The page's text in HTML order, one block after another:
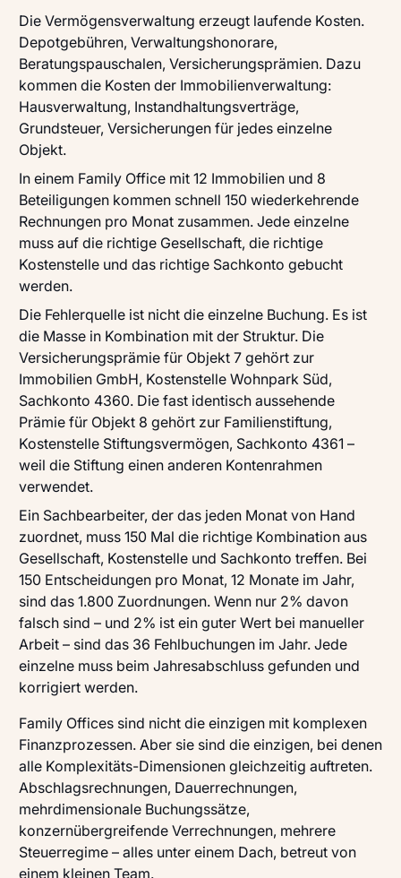
Die Vermögensverwaltung erzeugt laufende Kosten.
Depotgebühren, Verwaltungshonorare,
Beratungspauschalen, Versicherungsprämien. Dazu
kommen die Kosten der Immobilienverwaltung:
Hausverwaltung, Instandhaltungsverträge,
Grundsteuer, Versicherungen für jedes einzelne
Objekt.
In einem Family Office mit 12 Immobilien und 8
Beteiligungen kommen schnell 150 wiederkehrende
Rechnungen pro Monat zusammen. Jede einzelne
muss auf die richtige Gesellschaft, die richtige
Kostenstelle und das richtige Sachkonto gebucht
werden.
Die Fehlerquelle ist nicht die einzelne Buchung. Es ist
die Masse in Kombination mit der Struktur. Die
Versicherungsprämie für Objekt 7 gehört zur
Immobilien GmbH, Kostenstelle Wohnpark Süd,
Sachkonto 4360. Die fast identisch aussehende
Prämie für Objekt 8 gehört zur Familienstiftung,
Kostenstelle Stiftungsvermögen, Sachkonto 4361 –
weil die Stiftung einen anderen Kontenrahmen
verwendet.
Ein Sachbearbeiter, der das jeden Monat von Hand
zuordnet, muss 150 Mal die richtige Kombination aus
Gesellschaft, Kostenstelle und Sachkonto treffen. Bei
150 Entscheidungen pro Monat, 12 Monate im Jahr,
sind das 1.800 Zuordnungen. Wenn nur 2% davon
falsch sind – und 2% ist ein guter Wert bei manueller
Arbeit – sind das 36 Fehlbuchungen im Jahr. Jede
einzelne muss beim Jahresabschluss gefunden und
korrigiert werden.
Family Offices sind nicht die einzigen mit komplexen
Finanzprozessen. Aber sie sind die einzigen, bei denen
alle Komplexitäts-Dimensionen gleichzeitig auftreten.
Abschlagsrechnungen, Dauerrechnungen,
mehrdimensionale Buchungssätze,
konzernübergreifende Verrechnungen, mehrere
Steuerregime – alles unter einem Dach, betreut von
einem kleinen Team.